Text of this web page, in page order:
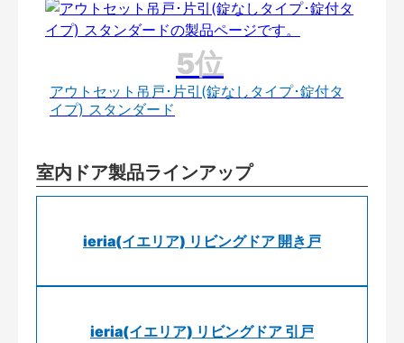
アウトセット吊戸･片引(錠なしタイプ･錠付タ
イプ) スタンダード
室内ドア製品ラインアップ
ieria(イエリア) リビングドア 開き戸
ieria(イエリア) リビングドア 引戸